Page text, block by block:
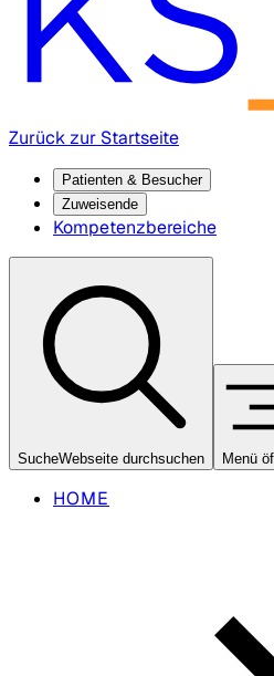
Zurück zur Startseite
Patienten & Besucher
Zuweisende
Kompetenzbereiche
SucheWebseite durchsuchen Menü
HOME